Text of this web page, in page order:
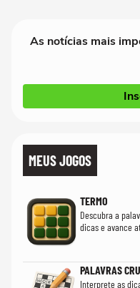
As notícias mais
MEUS JOGOS
TERMO
Descubra a
dicas e avance
PALAVRAS
Interprete as